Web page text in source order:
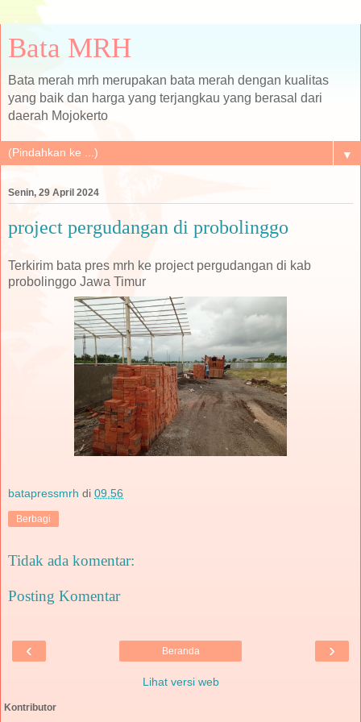
Bata MRH
Bata merah mrh merupakan bata merah dengan kualitas
yang baik dan harga yang terjangkau yang berasal dari
daerah Mojokerto
▼
Senin, 29 April 2024
project pergudangan di probolinggo
Terkirim bata pres mrh ke project pergudangan di kab
probolinggo Jawa Timur
batapressmrh di 09.56
Berbagi
Tidak ada komentar:
Posting Komentar
‹ ›
Beranda
Lihat versi web
Kontributor